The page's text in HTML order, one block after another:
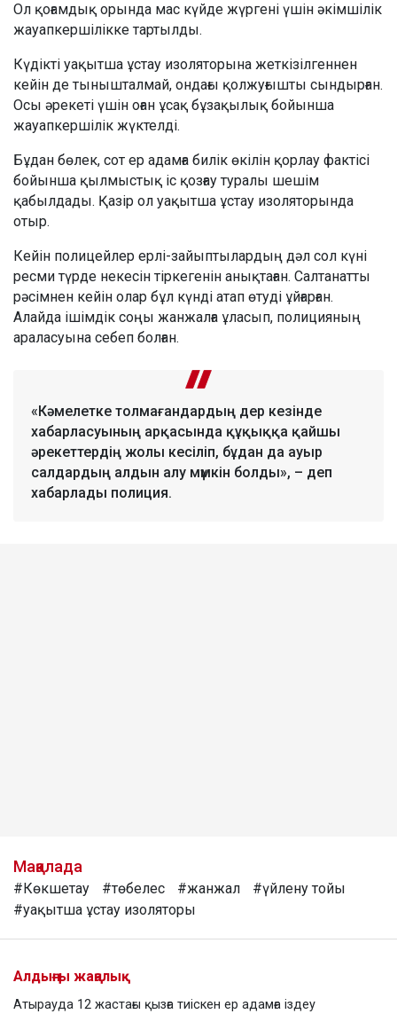
Ол қоғамдық орында мас күйде жүргені үшін әкімшілік
жауапкершілікке тартылды.
Күдікті уақытша ұстау изоляторына жеткізілгеннен
кейін де тынышталмай, ондағы қолжуғышты сындырған.
Осы әрекеті үшін оған ұсақ бұзақылық бойынша
жауапкершілік жүктелді.
Бұдан бөлек, сот ер адамға билік өкілін қорлау фактісі
бойынша қылмыстық іс қозғау туралы шешім
қабылдады. Қазір ол уақытша ұстау изоляторында
отыр.
Кейін полицейлер ерлі-зайыптылардың дәл сол күні
ресми түрде некесін тіркегенін анықтаған. Салтанатты
рәсімнен кейін олар бұл күнді атап өтуді ұйғарған.
Алайда ішімдік соңы жанжалға ұласып, полицияның
араласуына себеп болған.
«Кәмелетке толмағандардың дер кезінде
хабарласуының арқасында құқыққа қайшы
әрекеттердің жолы кесіліп, бұдан да ауыр
салдардың алдын алу мүмкін болды», – деп
хабарлады полиция.
Мақалада
#Көкшетау #төбелес #жанжал
#үйлену тойы
#уақытша ұстау изоляторы
Алдыңғы жаңалық
Атырауда 12 жастағы қызға тиіскен ер адамға іздеу